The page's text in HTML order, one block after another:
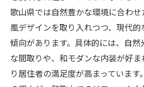
和歌山で理想の住まいを
歌山県では自然豊かな環境に合わ
風デザインを取り入れつつ、現代
傾向があります。具体的には、自
な間取りや、和モダンな内装が好
り居住者の満足度が高まっていま